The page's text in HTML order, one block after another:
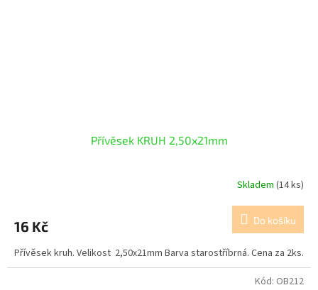
Přívěsek KRUH 2,50x21mm
Skladem (14 ks)
16 Kč Do košíku
Přívěsek kruh. Velikost 2,50x21mm Barva starostříbrná. Cena za 2ks.
Kód: OB212